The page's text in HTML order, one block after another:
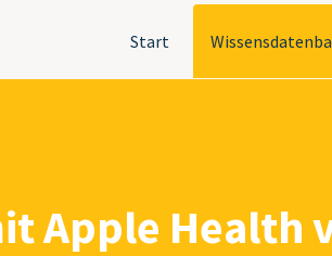
Start
Apple Health